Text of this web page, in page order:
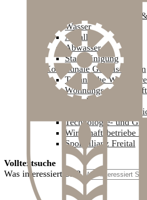
Telekommunikation
Wasser
Abfall
Abwasser
Stadtreinigung
Kommunale Gesellschaften
Technische Werke
Freitaler Stadtwerke
Freitaler
Technologie- und
Wirtschaftsbetriebe
Sportallianz Freital
Volltextsuche
Was interessiert Sie?